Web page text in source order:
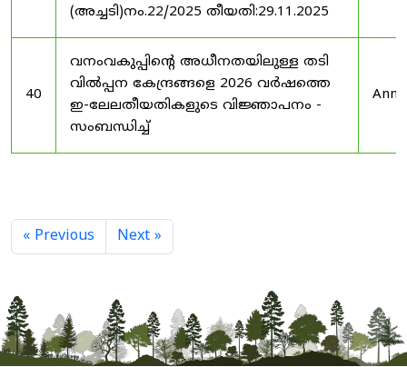
(അച്ചടി)നം.22/2025 തീയതി:29.11.2025
40
വനംവകുപ്പിന്റെ അധീനതയിലുള്ള തടി
വിൽപ്പന കേന്ദ്രങ്ങളെ 2026 വർഷത്തെ
ഇ-ലേലതീയതികളുടെ വിജ്ഞാപനം -
സംബന്ധിച്ച്
« Previous Next »